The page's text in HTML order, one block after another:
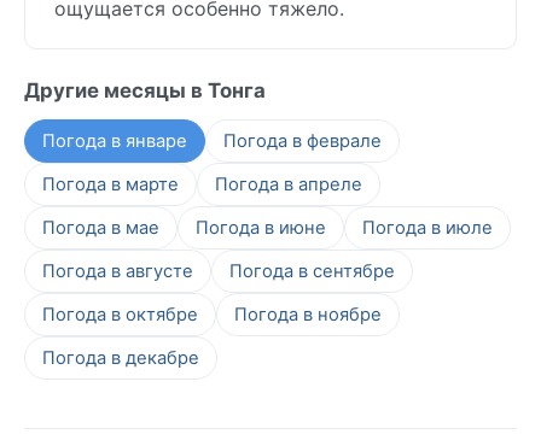
ощущается особенно тяжело.
Другие месяцы в Тонга
Погода в январе
Погода в феврале
Погода в марте
Погода в апреле
Погода в мае
Погода в июне
Погода в июле
Погода в августе
Погода в сентябре
Погода в октябре
Погода в ноябре
Погода в декабре